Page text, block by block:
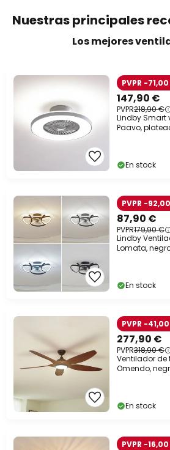
Nuestras principales
Los mejores
147,90 €
PVPR218,90 €
PVPR -
Lindby Smart
Paavo,
En stock
87,90 €
PVPR179,90 €
PVPR -
Lindby
Lomata,
En stock
277,90 €
PVPR318,90 €
PVPR -
Ventilador de
Omendo,
En stock
PVPR -